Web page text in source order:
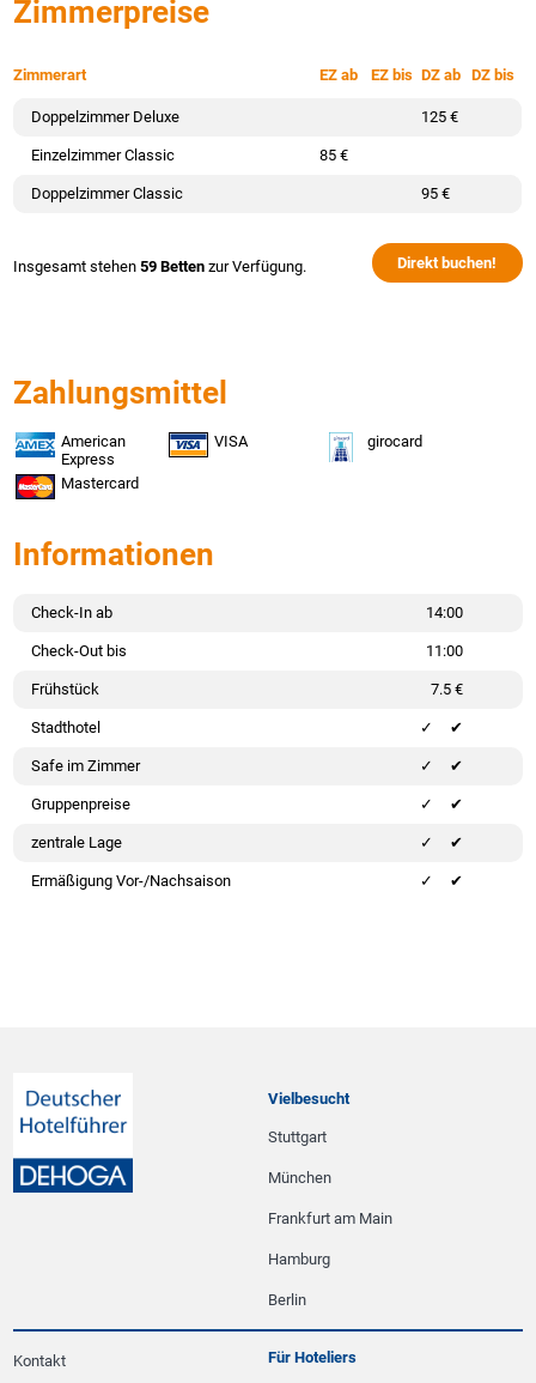
Zimmerpreise
Zimmerart EZ ab EZ bis DZ ab DZ bis
Doppelzimmer Deluxe 125 €
Einzelzimmer Classic 85 €
Doppelzimmer Classic 95 €
Insgesamt stehen59 Betten zur Verfügung. Direkt buchen!
Zahlungsmittel
American
Express
VISA girocard
Mastercard
Informationen
Check-In ab 14:00
Check-Out bis 11:00
Frühstück 7.5 €
Stadthotel ✔
Safe im Zimmer ✔
Gruppenpreise ✔
zentrale Lage ✔
Ermäßigung Vor-/Nachsaison ✔
Vielbesucht
Stuttgart
München
Frankfurt am Main
Hamburg
Berlin
Kontakt Für Hoteliers